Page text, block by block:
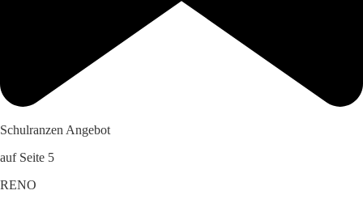
Schulranzen Angebot
auf Seite 5
RENO